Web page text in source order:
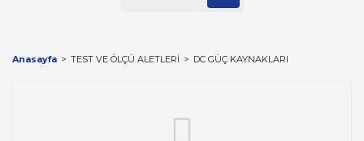
Anasayfa TEST VE ÖLÇÜ ALETLERİ DC GÜÇ KAYNAKLARI